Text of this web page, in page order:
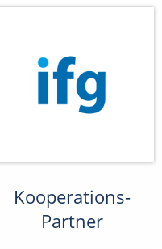
Kooperations-
Partner